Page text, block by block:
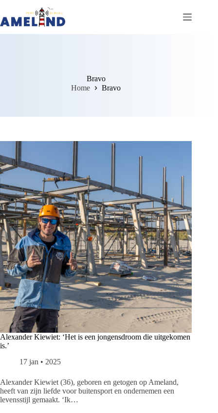
de
Bravo
Home
Bravo
Alexander Kiewiet: ‘Het is een jongensdroom die uitgekomen
is.’
17 jan • 2025
Alexander Kiewiet (36), geboren en getogen op Ameland,
heeft van zijn liefde voor buitensport en ondernemen een
levensstijl gemaakt. ‘Ik…